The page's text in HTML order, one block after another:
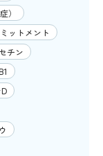
）
ットメント
チン